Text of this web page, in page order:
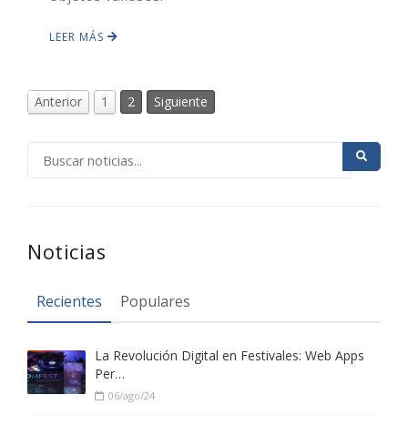
LEER MÁS
Anterior 1 2 Siguiente
Noticias
Recientes Populares
La Revolución Digital en Festivales: Web Apps
Per…
06/ago/24